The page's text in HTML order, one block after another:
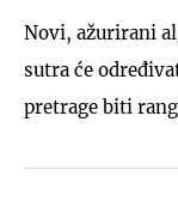
Novi, ažurirani
sutra će
pretrage biti